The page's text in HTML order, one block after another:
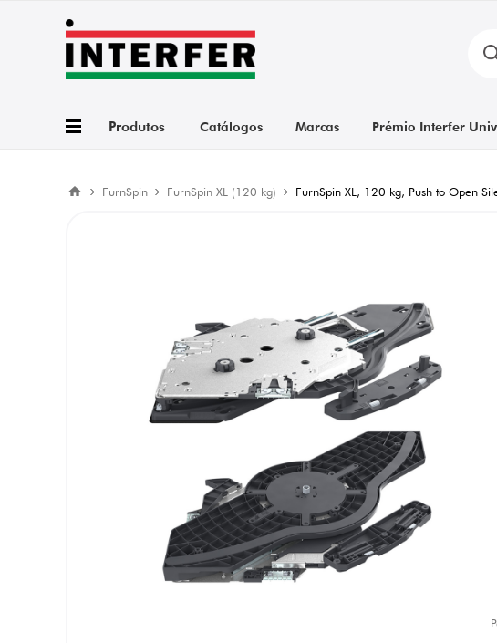
Produtos Catálogos Marcas Prémio Interfer
FurnSpin FurnSpin XL (120 kg) FurnSpin XL, 120 kg, Push to Open